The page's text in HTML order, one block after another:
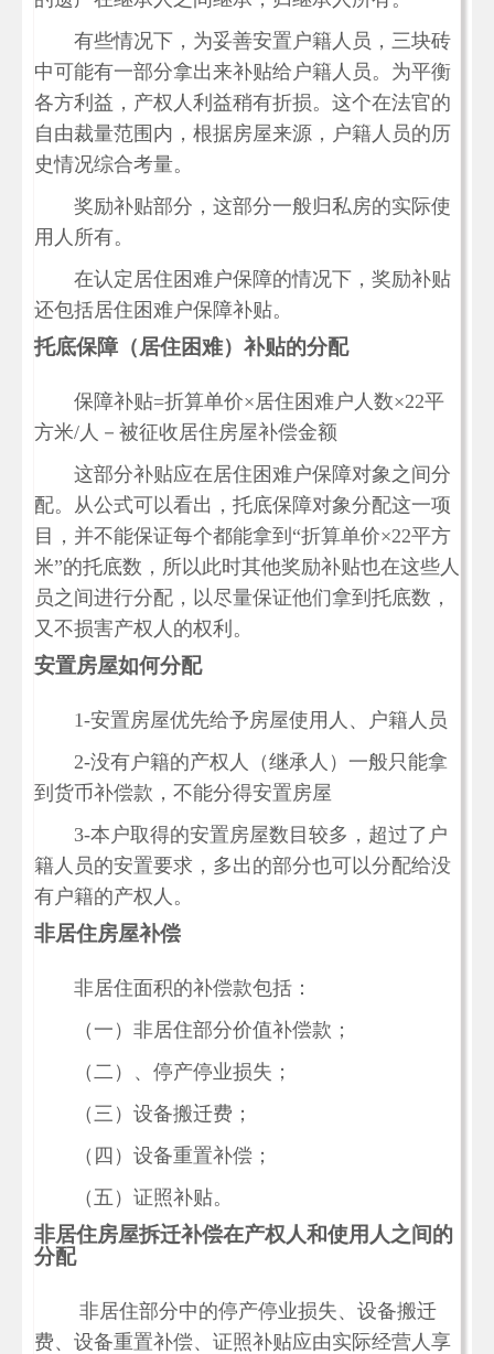
有些情况下，为妥善安置户籍人员，三块砖
中可能有一部分拿出来补贴给户籍人员。为平衡
各方利益，产权人利益稍有折损。这个在法官的
自由裁量范围内，根据房屋来源，户籍人员的历
史情况综合考量。
奖励补贴部分，这部分一般归私房的实际使
用人所有。
在认定居住困难户保障的情况下，奖励补贴
还包括居住困难户保障补贴。
托底保障（居住困难）补贴的分配
保障补贴=折算单价×居住困难户人数×22平
方米/人－被征收居住房屋补偿金额
这部分补贴应在居住困难户保障对象之间分
配。从公式可以看出，托底保障对象分配这一项
目，并不能保证每个都能拿到“折算单价×22平方
米”的托底数，所以此时其他奖励补贴也在这些人
员之间进行分配，以尽量保证他们拿到托底数，
又不损害产权人的权利。
安置房屋如何分配
1-安置房屋优先给予房屋使用人、户籍人员
2-没有户籍的产权人（继承人）一般只能拿
到货币补偿款，不能分得安置房屋
3-本户取得的安置房屋数目较多，超过了户
籍人员的安置要求，多出的部分也可以分配给没
有户籍的产权人。
非居住房屋补偿
非居住面积的补偿款包括：
（一）非居住部分价值补偿款；
（二）、停产停业损失；
（三）设备搬迁费；
（四）设备重置补偿；
（五）证照补贴。
非居住房屋拆迁补偿在产权人和使用人之间的
分配
非居住部分中的停产停业损失、设备搬迁
费、设备重置补偿、证照补贴应由实际经营人享